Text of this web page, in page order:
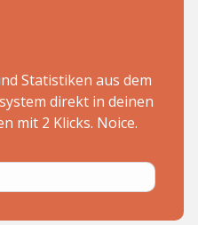
Statistiken aus dem
direkt in deinen
mit 2 Klicks. Noice.